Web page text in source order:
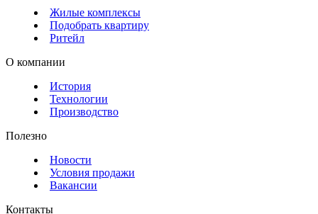
Жилые комплексы
Подобрать квартиру
Ритейл
О компании
История
Технологии
Производство
Полезно
Новости
Условия продажи
Вакансии
Контакты